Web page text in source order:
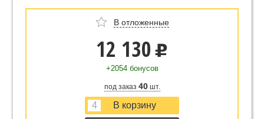
В отложенные
12 130 u
+2054 бонусов
под заказ 40шт.